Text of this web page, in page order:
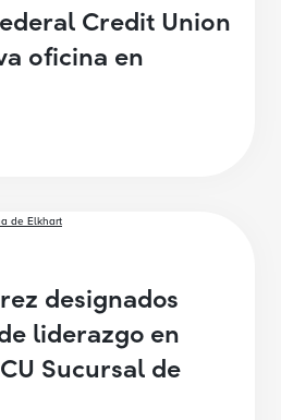
Credit Union
oficina en
designados
liderazgo en
Sucursal de